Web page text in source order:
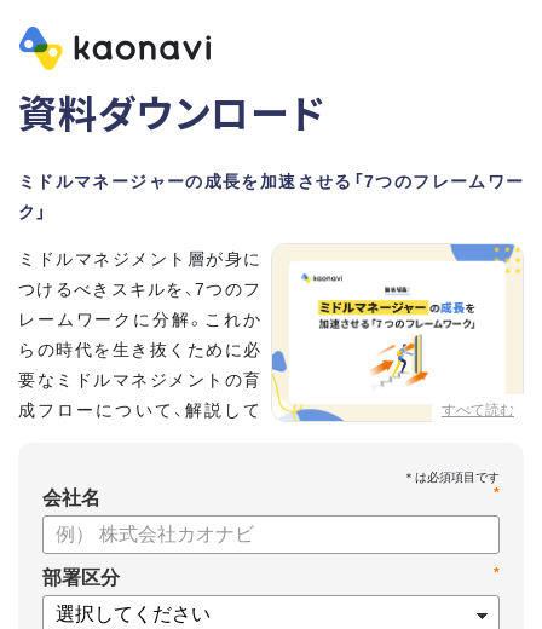
資料ダウンロード
ミドルマネージャーの成長を加速させる「7つのフレームワー
ク」
すべて読む
ミドルマネジメント層が身に
つけるべきスキルを、7つのフ
レームワークに分解。これか
らの時代を生き抜くために必
要なミドルマネジメントの育
成フローについて、解説して
【資料の内容】
・そもそも「マネジメント」とは？
・身につけるべき7つのフレームワーク
・ミドルマネジメント推進上の人事課題
*
会社名
*
部署区分